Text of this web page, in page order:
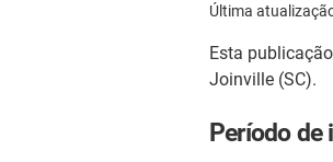
Última
Esta
Joinville (SC).
Período